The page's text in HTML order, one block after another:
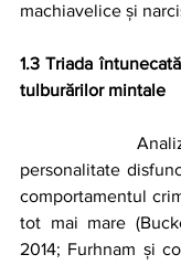
machiavelice și
1.3 Triada
tulburărilor mintale
personalitate
comportamentul
tot mai mare
2014; Furhnam și